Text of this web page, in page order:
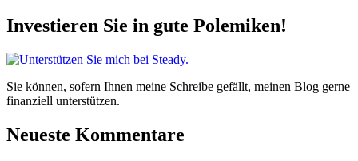
Investieren Sie in gute Polemiken!
Sie können, sofern Ihnen meine Schreibe gefällt, meinen Blog gerne
finanziell unterstützen.
Neueste Kommentare